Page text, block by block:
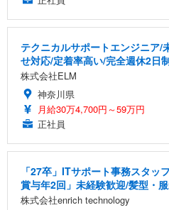
テクニカルサポートエンジニア/
せ対応/定着率高い/完全週休2日
株式会社ELM
神奈川県
月給30万4,700円～59万円
正社員
「27卒」ITサポート事務スタッ
賞与年2回」未経験歓迎/髪型・
株式会社enrich technology